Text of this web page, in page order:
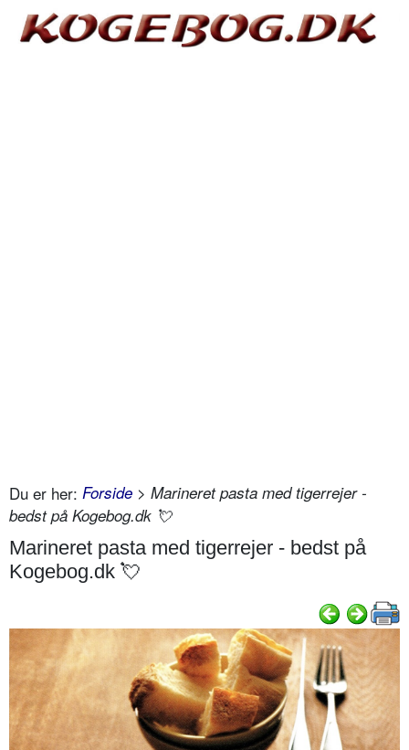
Du er her: Forside > Marineret pasta med tigerrejer -
bedst på Kogebog.dk 💘
Marineret pasta med tigerrejer - bedst på
Kogebog.dk 💘